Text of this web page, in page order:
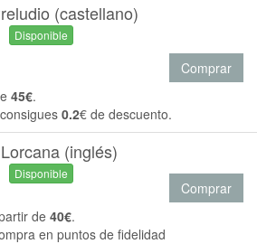
(castellano)
Disponible
Comprar
45€.
0.2€ de descuento.
(inglés)
Disponible
Comprar
de 40€.
en puntos de fidelidad